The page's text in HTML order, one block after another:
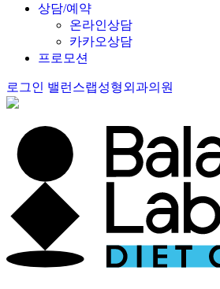
상담/예약
온라인상담
카카오상담
프로모션
로그인 밸런스랩성형외과의원